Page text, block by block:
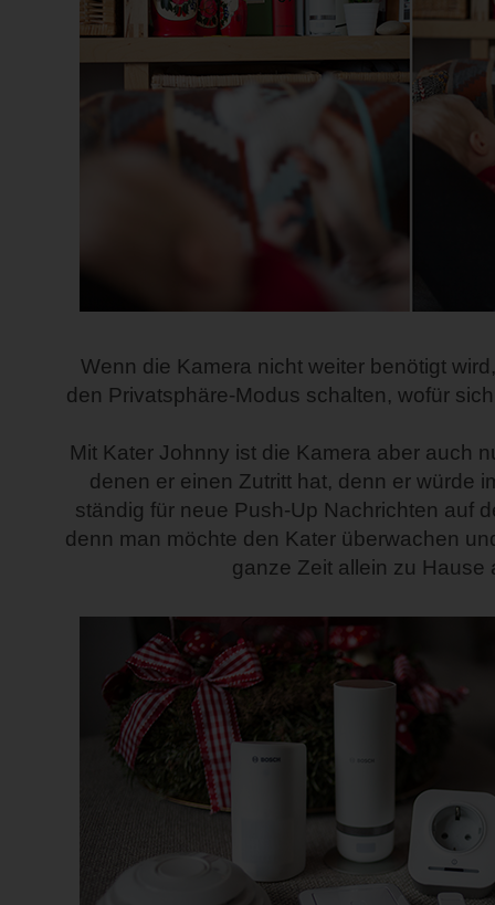
Wenn die Kamera nicht weiter benötigt
den Privatsphäre-Modus schalten, wofür
Mit Kater Johnny ist die Kamera aber auch
denen er einen Zutritt hat, denn er würde
ständig für neue Push-Up Nachrichten auf
denn man möchte den Kater überwachen
ganze Zeit allein zu Hause